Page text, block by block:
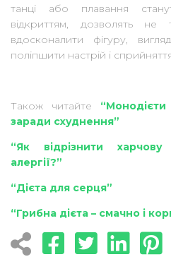
танці або плавання
відкриттям, дозволять не
вдосконалити фігуру,
поліпшити настрій і
Також читайте
заради схуднення”
“Як відрізнити
алергії?”
“Дієта для серця”
“Грибна дієта – смачно і